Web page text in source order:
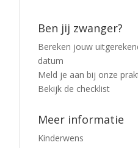
Ben jij zwanger?
Bereken jouw
datum
Meld je aan bij onze
Bekijk de checklist
Meer informatie
Kinderwens